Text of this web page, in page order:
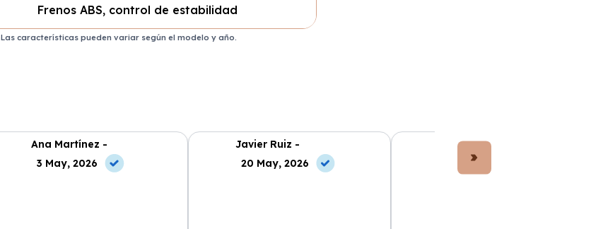
Frenos ABS, control de estabilidad
Las características pueden variar según el modelo y año.
Ana Martínez -
3 May, 2026
Javier Ruiz -
20 May, 2026
Lucía Fernández -
10 Jul, 2026